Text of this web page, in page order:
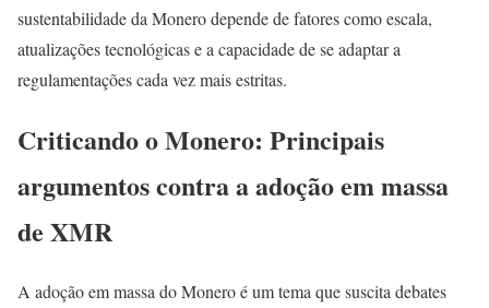
sustentabilidade da Monero depende de fatores como escala,
atualizações tecnológicas e a capacidade de se adaptar a
regulamentações cada vez mais estritas.
Criticando o Monero: Principais
argumentos contra a adoção em massa
de XMR
A adoção em massa do Monero é um tema que suscita debates